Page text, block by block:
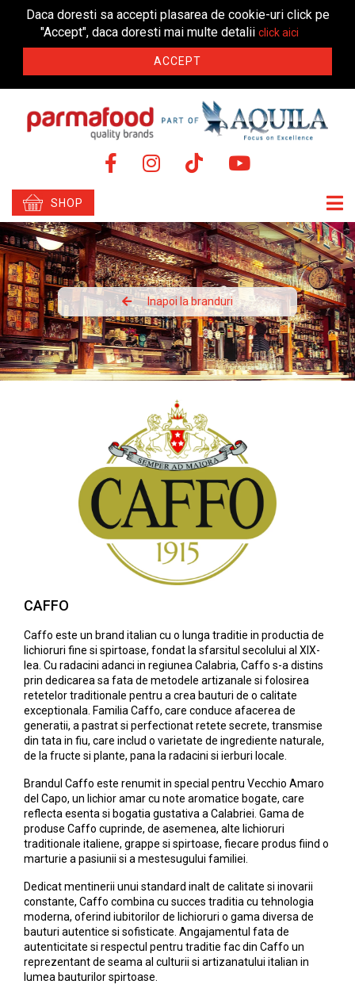
Daca doresti sa accepti plasarea de cookie-uri click pe
"Accept", daca doresti mai multe detalii click aici
ACCEPT
SHOP
Inapoi la branduri
CAFFO
Caffo este un brand italian cu o lunga traditie in productia de
lichioruri fine si spirtoase, fondat la sfarsitul secolului al XIX-
lea. Cu radacini adanci in regiunea Calabria, Caffo s-a distins
prin dedicarea sa fata de metodele artizanale si folosirea
retetelor traditionale pentru a crea bauturi de o calitate
exceptionala. Familia Caffo, care conduce afacerea de
generatii, a pastrat si perfectionat retete secrete, transmise
din tata in fiu, care includ o varietate de ingrediente naturale,
de la fructe si plante, pana la radacini si ierburi locale.
Brandul Caffo este renumit in special pentru Vecchio Amaro
del Capo, un lichior amar cu note aromatice bogate, care
reflecta esenta si bogatia gustativa a Calabriei. Gama de
produse Caffo cuprinde, de asemenea, alte lichioruri
traditionale italiene, grappe si spirtoase, fiecare produs fiind o
marturie a pasiunii si a mestesugului familiei.
Dedicat mentinerii unui standard inalt de calitate si inovarii
constante, Caffo combina cu succes traditia cu tehnologia
moderna, oferind iubitorilor de lichioruri o gama diversa de
bauturi autentice si sofisticate. Angajamentul fata de
autenticitate si respectul pentru traditie fac din Caffo un
reprezentant de seama al culturii si artizanatului italian in
lumea bauturilor spirtoase.